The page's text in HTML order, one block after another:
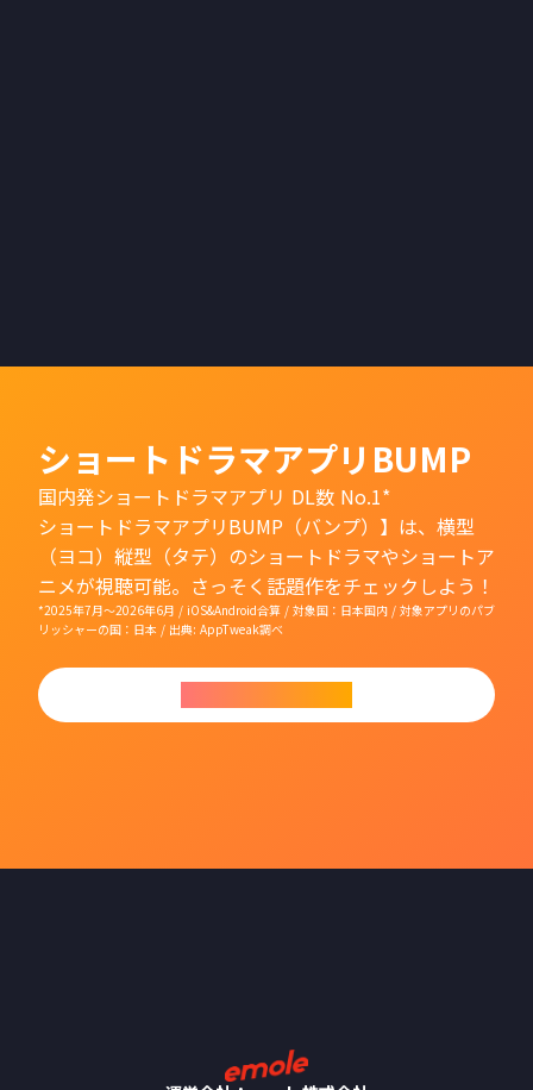
ショートドラマアプリBUMP
国内発ショートドラマアプリ DL数 No.1*
ショートドラマアプリBUMP（バンプ）】は、横型
（ヨコ）縦型（タテ）のショートドラマやショートア
ニメが視聴可能。さっそく話題作をチェックしよう！
*2025年7月〜2026年6月 / iOS&Android合算 / 対象国：日本国内 / 対象アプリのパブ
リッシャーの国：日本 / 出典: AppTweak調べ